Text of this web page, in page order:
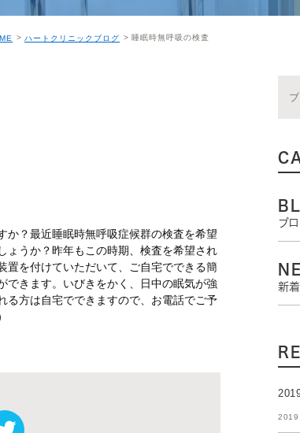
域医療連携 睡眠時無呼吸症候群
ハートクリニックブログ 睡眠時無呼吸の検査
か？最近睡眠時無呼吸症候群の検査を希望
ょうか？昨年もこの時期、検査を希望され
置を付けていただいて、ご自宅でできる簡
できます。いびきをかく、日中の眠気が強
る方は自宅でできますので、お電話でご予
ブ
新